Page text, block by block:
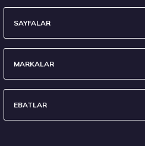
SAYFALAR
MARKALAR
EBATLAR